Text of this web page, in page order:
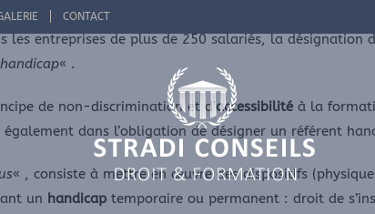
CONTACT
les entreprises de plus de 250 salariés, la désignation
« .
de non-discrimination et d’accessibilité à la
dans l’obligation de désigner un référent
« , consiste à mettre en œuvre des dispositifs
un handicap temporaire ou permanent : droit de